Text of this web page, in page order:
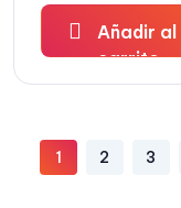
Añadir al
carrito
1 2 3